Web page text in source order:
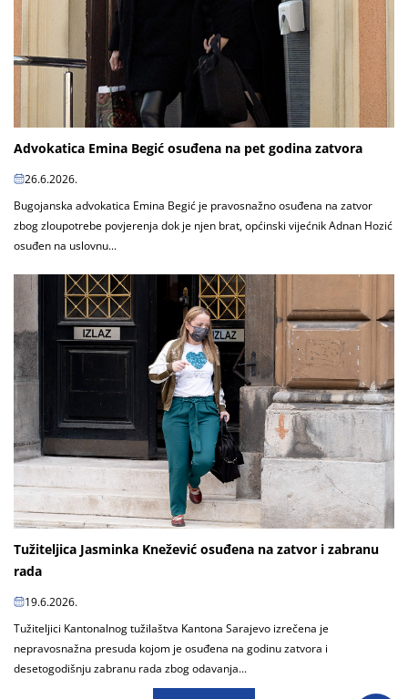
Advokatica Emina Begić osuđena na pet godina zatvora
26.6.2026.
Bugojanska advokatica Emina Begić je pravosnažno osuđena na zatvor
zbog zloupotrebe povjerenja dok je njen brat, općinski vijećnik Adnan Hozić
osuđen na uslovnu...
Tužiteljica Jasminka Knežević osuđena na zatvor i zabranu
rada
19.6.2026.
Tužiteljici Kantonalnog tužilaštva Kantona Sarajevo izrečena je
nepravosnažna presuda kojom je osuđena na godinu zatvora i
desetogodišnju zabranu rada zbog odavanja...